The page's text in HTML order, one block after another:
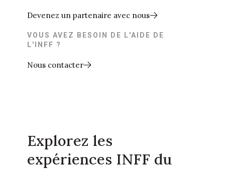
Devenez un partenaire avec nous
VOUS AVEZ BESOIN DE L'AIDE DE
L'INFF ?
Nous contacter
Explorez les
expériences INFF du